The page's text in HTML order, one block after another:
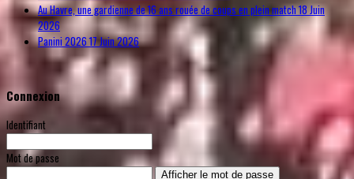
Au Havre, une gardienne de 16 ans rouée de coups en plein match18 Juin
2026
Panini 202617 Juin 2026
Connexion
Identifiant
Mot de passe
Afficher le mot de passe